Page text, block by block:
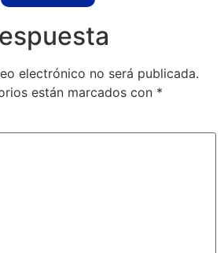
electrónico no será publicada.
están marcados con *